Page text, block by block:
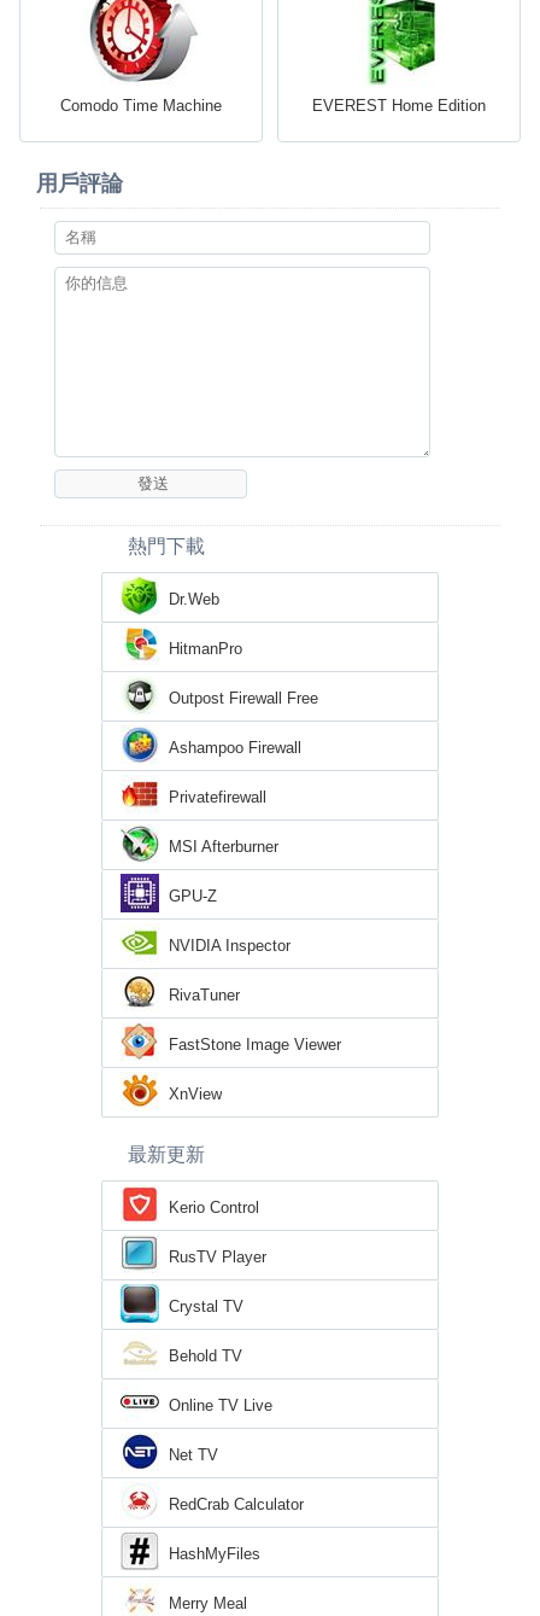
Comodo Time Machine EVEREST Home Edition
用戶評論
熱門下載
Dr.Web
HitmanPro
Outpost Firewall Free
Ashampoo Firewall
Privatefirewall
MSI Afterburner
GPU-Z
NVIDIA Inspector
RivaTuner
FastStone Image Viewer
XnView
最新更新
Kerio Control
RusTV Player
Crystal TV
Behold TV
Online TV Live
Net TV
RedCrab Calculator
HashMyFiles
Merry Meal